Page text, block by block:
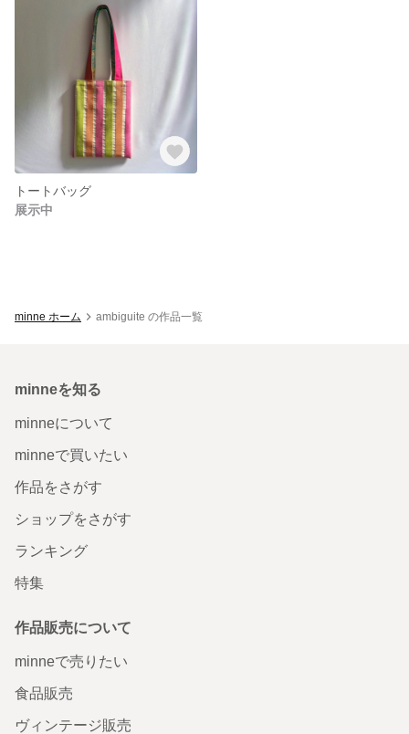
トートバッグ
展示中
minne ホーム ambiguite の作品一覧
minneを知る
minneについて
minneで買いたい
作品をさがす
ショップをさがす
ランキング
特集
作品販売について
minneで売りたい
食品販売
ヴィンテージ販売